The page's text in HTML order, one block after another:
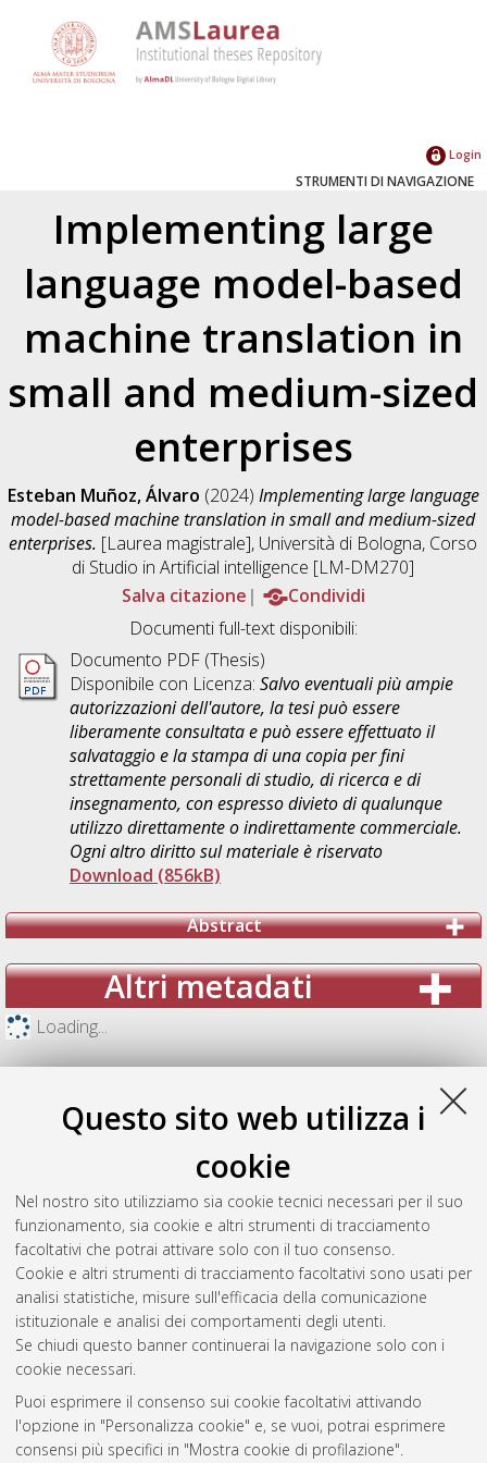
Questo sito web utilizza i
cookie
Nel nostro sito utilizziamo sia cookie tecnici necessari per il suo
funzionamento, sia cookie e altri strumenti di tracciamento
facoltativi che potrai attivare solo con il tuo consenso.
Cookie e altri strumenti di tracciamento facoltativi sono usati per
analisi statistiche, misure sull'efficacia della comunicazione
istituzionale e analisi dei comportamenti degli utenti.
Se chiudi questo banner continuerai la navigazione solo con i
cookie necessari.
Puoi esprimere il consenso sui cookie facoltativi attivando
l'opzione in "Personalizza cookie" e, se vuoi, potrai esprimere
consensi più specifici in "Mostra cookie di profilazione".
Login
STRUMENTI DI NAVIGAZIONE
Implementing large
language model-based
machine translation in
small and medium-sized
enterprises
Esteban Muñoz, Álvaro (2024) Implementing large language
model-based machine translation in small and medium-sized
enterprises. [Laurea magistrale], Università di Bologna, Corso
di Studio inArtificial intelligence [LM-DM270]
Salva citazione
Condividi
Documenti full-text disponibili:
Documento PDF (Thesis)
Disponibile con Licenza: Salvo eventuali più ampie
autorizzazioni dell'autore, la tesi può essere
liberamente consultata e può essere effettuato il
salvataggio e la stampa di una copia per fini
strettamente personali di studio, di ricerca e di
insegnamento, con espresso divieto di qualunque
utilizzo direttamente o indirettamente commerciale.
Ogni altro diritto sul materiale è riservato
Download (856kB)
Abstract
Altri metadati
Loading...
Gestione del documento:
Atom
Rss 1.0